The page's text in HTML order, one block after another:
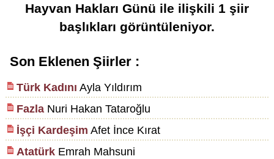
Hayvan Hakları Günü ile ilişkili 1şiir
başlıkları görüntüleniyor.
Son Eklenen Şiirler :
Türk Kadını Ayla Yıldırım
FazlaNuri Hakan Tataroğlu
İşçi Kardeşim Afet İnce Kırat
AtatürkEmrah Mahsuni